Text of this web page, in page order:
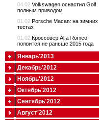
04.02 Volkswagen оснастил Golf
полным приводом
01.02 Porsche Macan: на зимних
тестах
01.02 Кроссовер Alfa Romeo
появится не раньше 2015 года
Январь'2013
Декабрь'2012
Ноябрь'2012
Октябрь'2012
Сентябрь'2012
Август'2012